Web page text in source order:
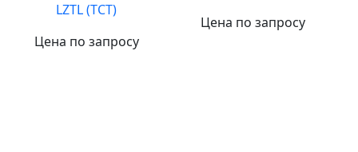
LZTL (TCT)
Цена по запросу
Цена по запросу